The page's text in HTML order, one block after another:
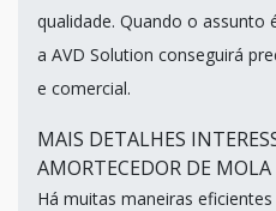
qualidade. Quando o
a AVD Solution conseguirá
e comercial.
MAIS DETALHES
AMORTECEDOR DE MOLA
Há muitas maneiras